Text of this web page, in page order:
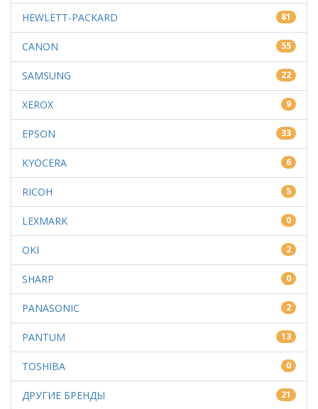
HEWLETT-PACKARD 81
CANON 55
SAMSUNG 22
XEROX 9
EPSON 33
KYOCERA 6
RICOH 5
LEXMARK 0
OKI 2
SHARP 0
PANASONIC 2
PANTUM 13
TOSHIBA 0
ДРУГИЕ БРЕНДЫ 21